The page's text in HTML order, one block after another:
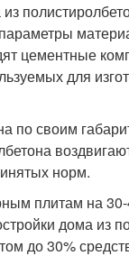
цементные
для
по своим
норм.
плитам на
дома из
до 30%